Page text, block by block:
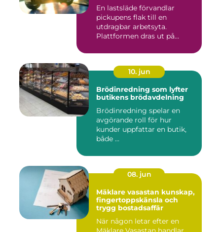
En lastsläde förvandlar
pickupens flak till en
utdragbar arbetsyta.
Plattformen dras ut på
10. jun
Brödinredning som lyfter
butikens brödavdelning
Brödinredning spelar en
avgörande roll för hur
kunder uppfattar en butik,
både ...
08. jun
Mäklare vasastan kunskap,
fingertoppskänsla och
trygg bostadsaffär
När någon letar efter en